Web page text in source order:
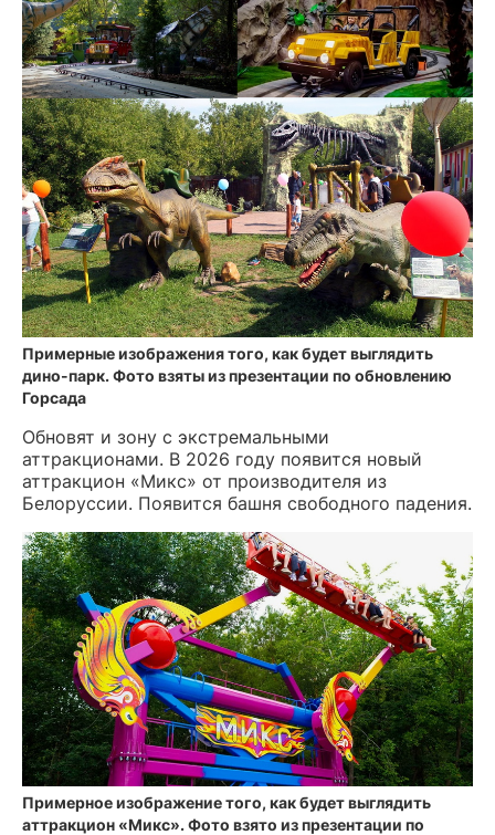
Примерные изображения того, как будет выглядить
дино-парк. Фото взяты из презентации по обновлению
Горсада
Обновят и зону с экстремальными
аттракционами. В 2026 году появится новый
аттракцион «Микс» от производителя из
Белоруссии. Появится башня свободного падения.
Примерное изображение того, как будет выглядить
аттракцион «Микс». Фото взято из презентации по